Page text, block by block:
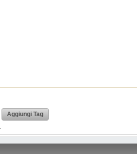
Aggiungi Tag